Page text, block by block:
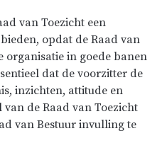
van Toezicht een
opdat de Raad van
organisatie in goede banen
dat de voorzitter de
inzichten, attitude en
de Raad van Toezicht
van Bestuur invulling te